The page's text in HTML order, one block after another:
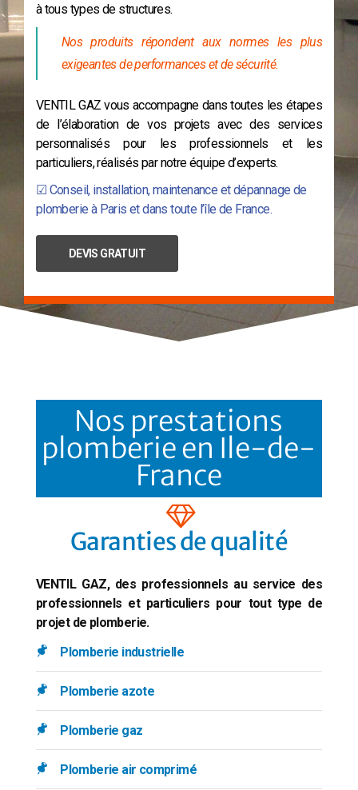
à tous types de structures.
Nos produits répondent aux normes les plus
exigeantes de performances et de sécurité.
VENTIL GAZ vous accompagne dans toutes les étapes
de l’élaboration de vos projets avec des services
personnalisés pour les professionnels et les
particuliers, réalisés par notre équipe d’experts.
☑ Conseil, installation, maintenance et dépannage de
plomberie à Paris et dans toute l’île de France.
DEVIS GRATUIT
Nos prestations
plomberie en Ile-de-
France
Garanties de qualité
VENTIL GAZ, des professionnels au service des
professionnels et particuliers pour tout type de
projet de plomberie.
Plomberie industrielle
Plomberie azote
Plomberie gaz
Plomberie air comprimé